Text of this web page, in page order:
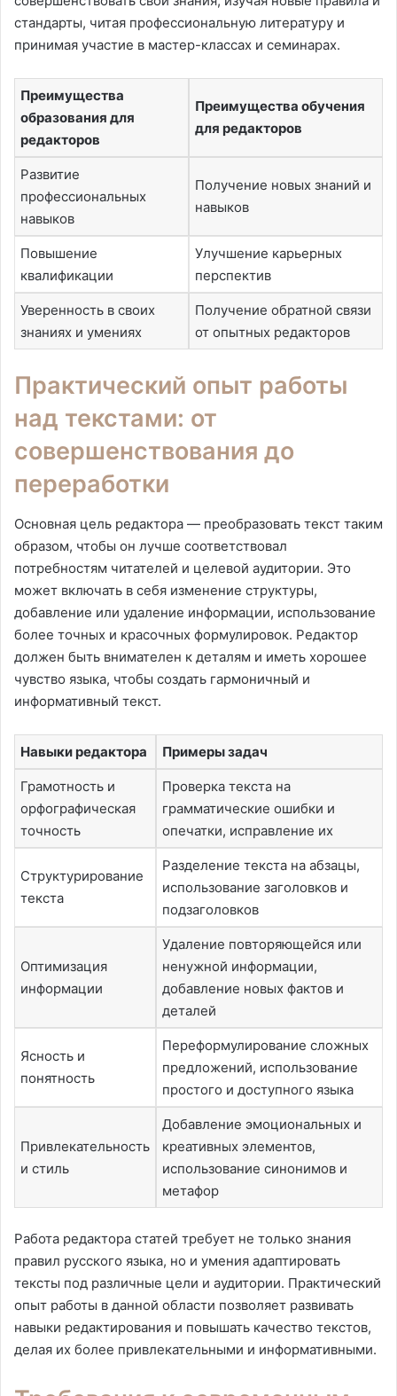
стандарты, читая профессиональную литературу и
принимая участие в мастер-классах и семинарах.
Преимущества
образования для
редакторов
Преимущества обучения
для редакторов
Развитие
профессиональных
навыков
Получение новых знаний и
навыков
Повышение
квалификации
Улучшение карьерных
перспектив
Уверенность в своих
знаниях и умениях
Получение обратной связи
от опытных редакторов
Практический опыт работы
над текстами: от
совершенствования до
переработки
Основная цель редактора — преобразовать текст таким
образом, чтобы он лучше соответствовал
потребностям читателей и целевой аудитории. Это
может включать в себя изменение структуры,
добавление или удаление информации, использование
более точных и красочных формулировок. Редактор
должен быть внимателен к деталям и иметь хорошее
чувство языка, чтобы создать гармоничный и
информативный текст.
Навыки редактора Примеры задач
Грамотность и
орфографическая
точность
Проверка текста на
грамматические ошибки и
опечатки, исправление их
Структурирование
текста
Разделение текста на абзацы,
использование заголовков и
подзаголовков
Оптимизация
информации
Удаление повторяющейся или
ненужной информации,
добавление новых фактов и
деталей
Ясность и
понятность
Переформулирование сложных
предложений, использование
простого и доступного языка
Привлекательность
и стиль
Добавление эмоциональных и
креативных элементов,
использование синонимов и
метафор
Работа редактора статей требует не только знания
правил русского языка, но и умения адаптировать
тексты под различные цели и аудитории. Практический
опыт работы в данной области позволяет развивать
навыки редактирования и повышать качество текстов,
делая их более привлекательными и информативными.